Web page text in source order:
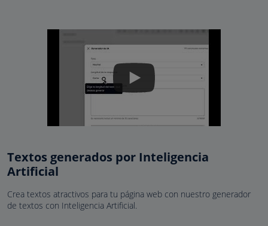
Textos generados por Inteligencia
Artificial
Crea textos atractivos para tu página web con nuestro generador
de textos con Inteligencia Artificial.